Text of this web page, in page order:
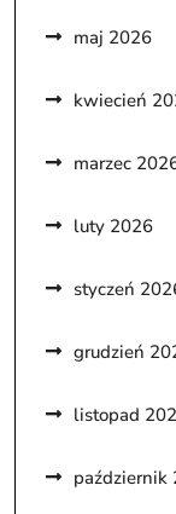
maj 2026
kwiecień
marzec
luty 2026
styczeń
grudzień
listopad
październik